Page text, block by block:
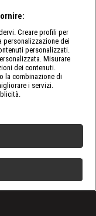
Creare profili per
personalizzazione dei
personalizzati.
Misurare
dei contenuti.
la combinazione di
i servizi.